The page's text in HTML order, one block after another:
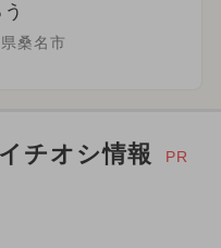
桑名市
チオシ情報 PR